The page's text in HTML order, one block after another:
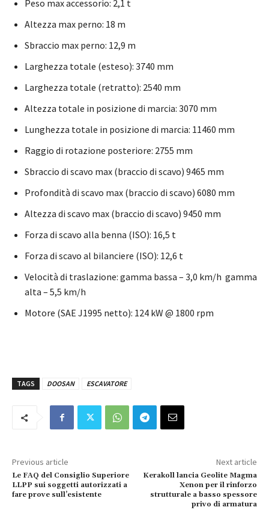
Peso max accessorio: 2,1 t
Altezza max perno: 18 m
Sbraccio max perno: 12,9 m
Larghezza totale (esteso): 3740 mm
Larghezza totale (retratto): 2540 mm
Altezza totale in posizione di marcia: 3070 mm
Lunghezza totale in posizione di marcia: 11460 mm
Raggio di rotazione posteriore: 2755 mm
Sbraccio di scavo max (braccio di scavo) 9465 mm
Profondità di scavo max (braccio di scavo) 6080 mm
Altezza di scavo max (braccio di scavo) 9450 mm
Forza di scavo alla benna (ISO): 16,5 t
Forza di scavo al bilanciere (ISO): 12,6 t
Velocità di traslazione: gamma bassa – 3,0 km/h gamma
alta – 5,5 km/h
Motore (SAE J1995 netto): 124 kW @ 1800 rpm
TAGS DOOSAN ESCAVATORE
Previous article
Le FAQ del Consiglio Superiore
LLPP sui soggetti autorizzati a
fare prove sull’esistente
Next article
Kerakoll lancia Geolite Magma
Xenon per il rinforzo
strutturale a basso spessore
privo di armatura